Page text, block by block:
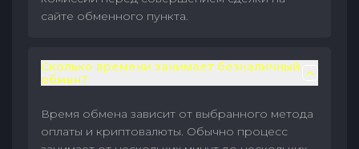
сайте обменного пункта.
Сколько времени занимает безналичный
обмен?
Время обмена зависит от выбранного метода
оплаты и криптовалюты. Обычно процесс